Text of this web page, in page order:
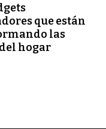
que están
las
hogar